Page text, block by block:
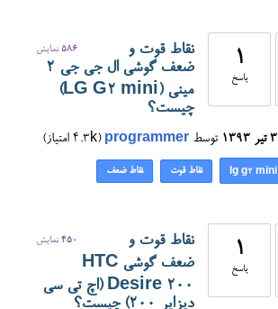
1
پاسخ
586 نمایش
نقاط قوت و
ضعف گوشی ال جی جی 2
مینی (LG G2 mini)
چیست؟
توسط programmer
(
4.3k امتیاز)
lg g2 mini نقاط قوت نقاط ضعف
1
پاسخ
450 نمایش
نقاط قوت و
ضعف گوشی HTC
Desire 200 (اچ تی سی
دیزایر 200) چیست؟